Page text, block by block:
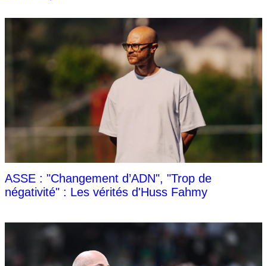
ASSE : "Changement d’ADN", "Trop de
négativité" : Les vérités d'Huss Fahmy